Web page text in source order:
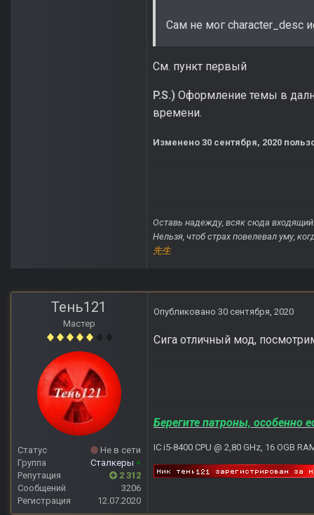
Сам не мог character_desc
См. пункт первый
P.S.) Оформление темы в
времени.
Изменено 30 сентября, 2020
Оставь надежду, всяк сюда
Нельзя, чтоб страх повелевал уму,
先生
Тень121
Мастер
Статус
Не в сети
Группа
Сталкеры +
Репутация
2 312
Сообщений
3206
Регистрация
12.07.2020
Опубликовано 30 сентября, 2020
Сига отличный мод,
Берегите патроны, особенно
IC i5-8400 CPU @ 2,80 GHz, 16 OGB